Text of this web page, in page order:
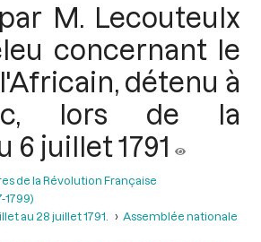
M. Lecouteulx
concernant le
détenu à
lors de la
6 juillet 1791
de la Révolution Française
1799)
au 28 juillet 1791.
Assemblée nationale